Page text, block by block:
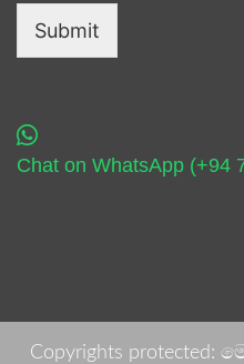
Submit
Chat on WhatsApp (+94
Copyrights